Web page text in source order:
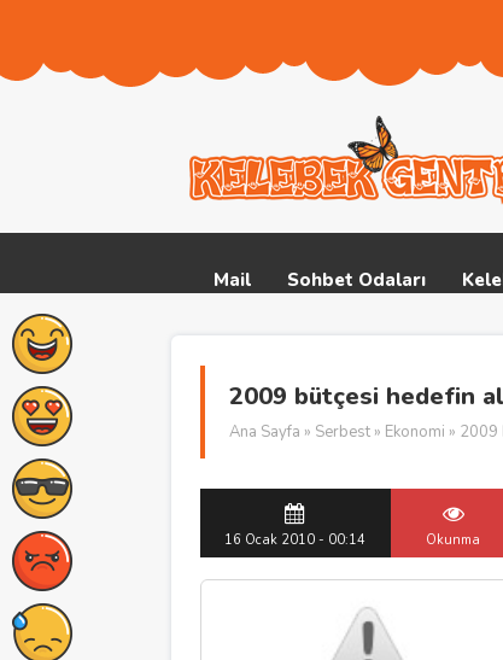
Mail Sohbet Odaları
2009 bütçesi hedefin
Ana Sayfa » Serbest » Ekonomi » 2009
16 Ocak 2010 - 00:14 Okunma